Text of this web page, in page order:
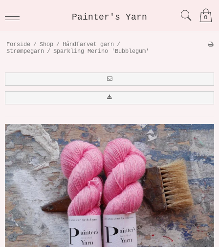
Painter's Yarn 0
Forside / Shop / Håndfarvet garn /
Strømpegarn / Sparkling Merino 'Bubblegum'